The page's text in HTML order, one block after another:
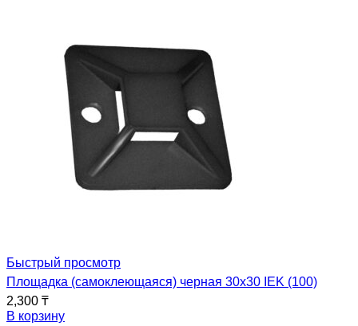
Быстрый просмотр
Площадка (самоклеющаяся) черная 30х30 IEK (100)
2,300 ₸
В корзину